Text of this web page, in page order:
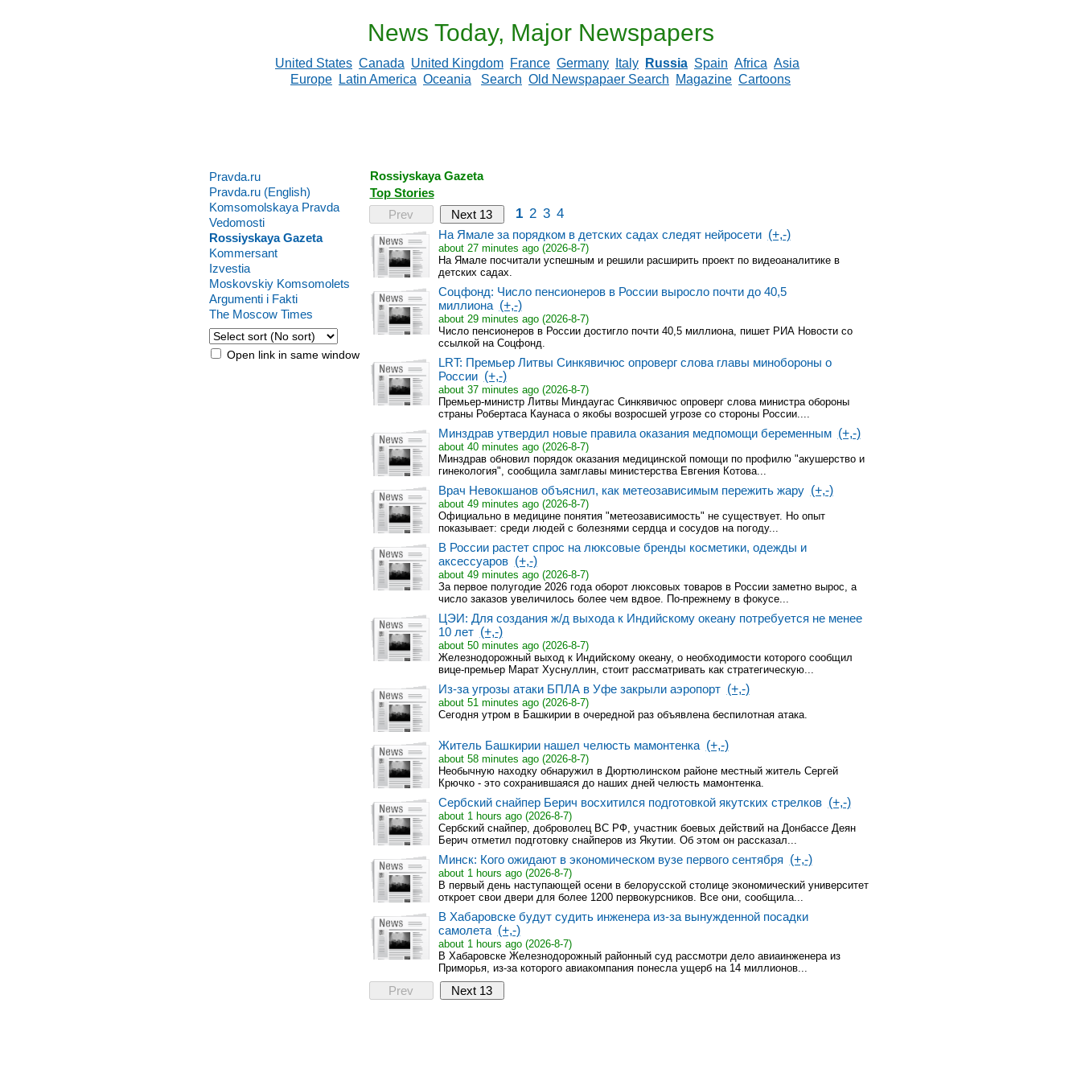
News Today, Major Newspapers
United States Canada United Kingdom France Germany Italy Russia Spain Africa Asia
Europe
Latin America Oceania Search Old Newspapaer Search Magazine Cartoons
Pravda.ru
Pravda.ru (English)
Komsomolskaya Pravda
Vedomosti
Rossiyskaya Gazeta
Kommersant
Izvestia
Moskovskiy Komsomolets
Argumenti i Fakti
The Moscow Times
Open link in same window
Rossiyskaya Gazeta
Top Stories
Prev
Next 13 1 2 3 4
На Ямале за порядком в детских садах следят нейросети (+,-)
about 27 minutes ago (2026-8-7)
На Ямале посчитали успешным и решили расширить проект по видеоаналитике в
детских садах.
Соцфонд: Число пенсионеров в России выросло почти до 40,5
миллиона (+,-)
about 29 minutes ago (2026-8-7)
Число пенсионеров в России достигло почти 40,5 миллиона, пишет РИА Новости со
ссылкой на Соцфонд.
LRT: Премьер Литвы Синкявичюс опроверг слова главы минобороны о
России (+,-)
about 37 minutes ago (2026-8-7)
Премьер-министр Литвы Миндаугас Синкявичюс опроверг слова министра обороны
страны Робертаса Каунаса о якобы возросшей угрозе со стороны России....
Минздрав утвердил новые правила оказания медпомощи беременным (+,-)
about 40 minutes ago (2026-8-7)
Минздрав обновил порядок оказания медицинской помощи по профилю "акушерство и
гинекология", сообщила замглавы министерства Евгения Котова...
Врач Невокшанов объяснил, как метеозависимым пережить жару (+,-)
about 49 minutes ago (2026-8-7)
Официально в медицине понятия "метеозависимость" не существует. Но опыт
показывает: среди людей с болезнями сердца и сосудов на погоду...
В России растет спрос на люксовые бренды косметики, одежды и
аксессуаров (+,-)
about 49 minutes ago (2026-8-7)
За первое полугодие 2026 года оборот люксовых товаров в России заметно вырос, а
число заказов увеличилось более чем вдвое. По-прежнему в фокусе...
ЦЭИ: Для создания ж/д выхода к Индийскому океану потребуется не менее
10 лет (+,-)
about 50 minutes ago (2026-8-7)
Железнодорожный выход к Индийскому океану, о необходимости которого сообщил
вице-премьер Марат Хуснуллин, стоит рассматривать как стратегическую...
Из-за угрозы атаки БПЛА в Уфе закрыли аэропорт (+,-)
about 51 minutes ago (2026-8-7)
Сегодня утром в Башкирии в очередной раз объявлена беспилотная атака.
Житель Башкирии нашел челюсть мамонтенка (+,-)
about 58 minutes ago (2026-8-7)
Необычную находку обнаружил в Дюртюлинском районе местный житель Сергей
Крючко - это сохранившаяся до наших дней челюсть мамонтенка.
Сербский снайпер Берич восхитился подготовкой якутских стрелков (+,-)
about 1 hours ago (2026-8-7)
Сербский снайпер, доброволец ВС РФ, участник боевых действий на Донбассе Деян
Берич отметил подготовку снайперов из Якутии. Об этом он рассказал...
Минск: Кого ожидают в экономическом вузе первого сентября (+,-)
about 1 hours ago (2026-8-7)
В первый день наступающей осени в белорусской столице экономический университет
откроет свои двери для более 1200 первокурсников. Все они, сообщила...
В Хабаровске будут судить инженера из-за вынужденной посадки
самолета (+,-)
about 1 hours ago (2026-8-7)
В Хабаровске Железнодорожный районный суд рассмотри дело авиаинженера из
Приморья, из-за которого авиакомпания понесла ущерб на 14 миллионов...
Prev Next 13